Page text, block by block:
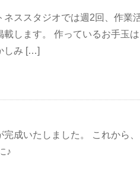
ネススタジオでは週2回、作業
載します。 作っているお手玉
しみ […]
完成いたしました。 これから
♪